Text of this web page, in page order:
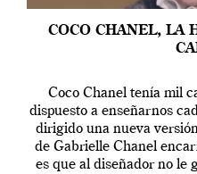
COCO CHANEL, LA
Coco Chanel tenía mil
dispuesto a enseñarnos
dirigido una nueva
de Gabrielle Chanel
es que al diseñador no le